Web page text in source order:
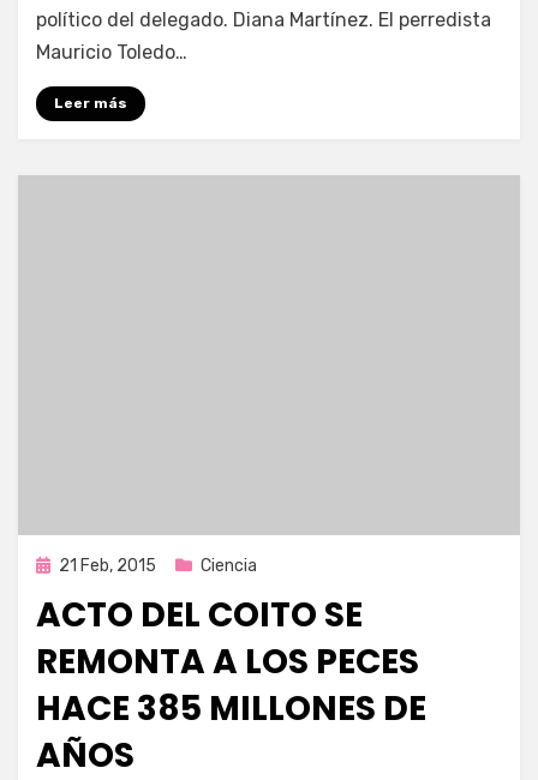
político del delegado. Diana Martínez. El perredista
Mauricio Toledo…
Leer más
Publicada
21 Feb, 2015 Ciencia
ACTO DEL COITO SE
REMONTA A LOS PECES
HACE 385 MILLONES DE
AÑOS